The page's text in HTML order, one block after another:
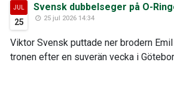
JUL
25
Svensk dubbelseger på O-
25 jul 2026 14:34
Viktor Svensk puttade ner brodern
tronen efter en suverän vecka i